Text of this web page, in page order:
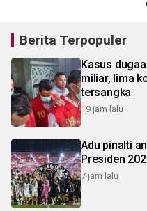
Berita Terpopuler
Kasus
miliar, lima
tersangka
19 jam lalu
Adu pinalti
Presiden
7 jam lalu